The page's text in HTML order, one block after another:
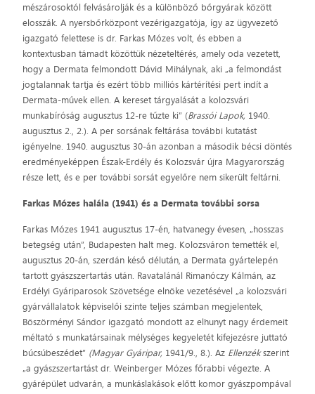
mészárosoktól felvásárolják és a különböző bőrgyárak között
elosszák. A nyersbőrközpont vezérigazgatója, így az ügyvezető
igazgató felettese is dr. Farkas Mózes volt, és ebben a
kontextusban támadt közöttük nézeteltérés, amely oda vezetett,
hogy a Dermata felmondott Dávid Mihálynak, aki „a felmondást
jogtalannak tartja és ezért több milliós kártérítési pert indít a
Dermata-művek ellen. A kereset tárgyalását a kolozsvári
munkabíróság augusztus 12-re tűzte ki” (Brassói Lapok, 1940.
augusztus 2., 2.). A per sorsának feltárása további kutatást
igényelne. 1940. augusztus 30-án azonban a második bécsi döntés
eredményeképpen Észak-Erdély és Kolozsvár újra Magyarország
része lett, és e per további sorsát egyelőre nem sikerült feltárni.
Farkas Mózes halála (1941) és a Dermata további sorsa
Farkas Mózes 1941 augusztus 17-én, hatvanegy évesen, „hosszas
betegség után”, Budapesten halt meg. Kolozsváron temették el,
augusztus 20-án, szerdán késő délután, a Dermata gyártelepén
tartott gyászszertartás után. Ravatalánál Rimanóczy Kálmán, az
Erdélyi Gyáriparosok Szövetsége elnöke vezetésével „a kolozsvári
gyárvállalatok képviselői szinte teljes számban megjelentek,
Böszörményi Sándor igazgató mondott az elhunyt nagy érdemeit
méltató s munkatársainak mélységes kegyeletét kifejezésre juttató
búcsúbeszédet” (Magyar Gyáripar, 1941/9., 8.). Az Ellenzékszerint
„a gyászszertartást dr. Weinberger Mózes főrabbi végezte. A
gyárépület udvarán, a munkáslakások előtt komor gyászpompával